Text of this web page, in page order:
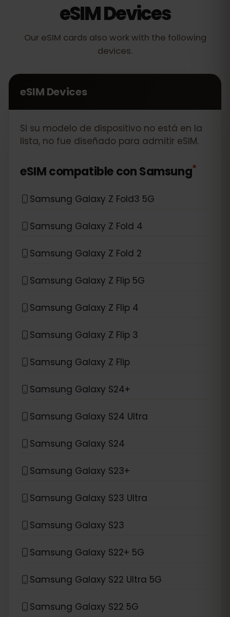
eSIM Devices
Our eSIM cards also work with the following
devices.
eSIM Devices
Si su modelo de dispositivo no está en la
lista, no fue diseñado para admitir eSIM.
eSIM compatible conSamsung*
Samsung Galaxy Z Fold3 5G
Samsung Galaxy Z Fold 4
Samsung Galaxy Z Fold 2
Samsung Galaxy Z Flip 5G
Samsung Galaxy Z Flip 4
Samsung Galaxy Z Flip 3
Samsung Galaxy Z Flip
Samsung Galaxy S24+
Samsung Galaxy S24 Ultra
Samsung Galaxy S24
Samsung Galaxy S23+
Samsung Galaxy S23 Ultra
Samsung Galaxy S23
Samsung Galaxy S22+ 5G
Samsung Galaxy S22 Ultra 5G
Samsung Galaxy S22 5G